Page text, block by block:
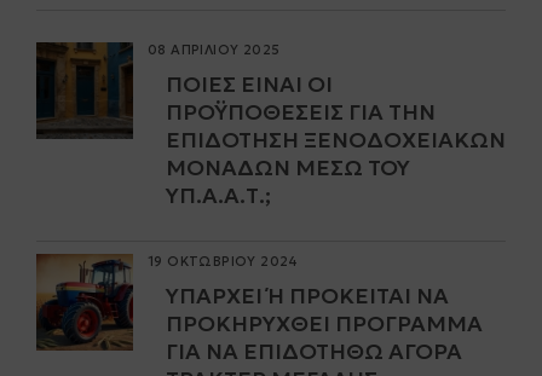
08 ΑΠΡΙΛΙΟΥ 2025
ΠΟΙΕΣ ΕΊΝΑΙ ΟΙ
ΠΡΟΫΠΟΘΈΣΕΙΣ ΓΙΑ ΤΗΝ
ΕΠΙΔΌΤΗΣΗ ΞΕΝΟΔΟΧΕΙΑΚΏΝ
ΜΟΝΆΔΩΝ ΜΈΣΩ ΤΟΥ
ΥΠ.Α.Α.Τ.;
19 ΟΚΤΩΒΡΙΟΥ 2024
ΥΠΆΡΧΕΙ Ή ΠΡΌΚΕΙΤΑΙ ΝΑ Π
ΡΟΚΗΡΥΧΘΕΊ ΠΡΌΓΡΑΜΜΑ Γ
ΙΑ ΝΑ ΕΠΙΔΟΤΗΘΏ ΑΓΟΡΆ Τ